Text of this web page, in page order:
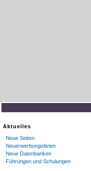
Aktuelles
Neue Seiten
Neuerwerbungslisten
Neue Datenbanken
Führungen und Schulungen